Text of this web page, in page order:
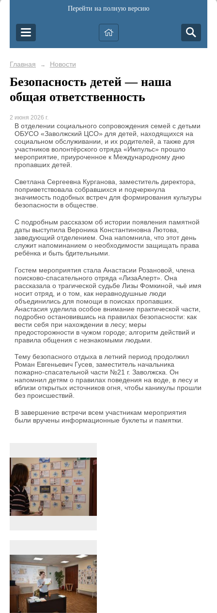
Перейти на полную версию
Главная → Новости
Безопасность детей — наша
общая ответственность
2 июня 2026 г.
В отделении социального сопровождения семей с детьми
ОБУСО «Заволжский ЦСО» для детей, находящихся на
социальном обслуживании, и их родителей, а также для
участников волонтёрского отряда «Импульс» прошло
мероприятие, приуроченное к Международному дню
пропавших детей.
Светлана Сергеевна Курганова, заместитель директора,
поприветствовала собравшихся и подчеркнула
значимость подобных встреч для формирования культуры
безопасности в обществе.
С подробным рассказом об истории появления памятной
даты выступила Вероника Константиновна Лютова,
заведующий отделением. Она напомнила, что этот день
служит напоминанием о необходимости защищать права
ребёнка и быть бдительными.
Гостем мероприятия стала Анастасии Розановой, члена
поисково-спасательного отряда «ЛизаАлерт». Она
рассказала о трагической судьбе Лизы Фомкиной, чьё имя
носит отряд, и о том, как неравнодушные люди
объединились для помощи в поисках пропавших.
Анастасия уделила особое внимание практической части,
подробно остановившись на правилах безопасности: как
вести себя при нахождении в лесу; меры
предосторожности в чужом городе; алгоритм действий и
правила общения с незнакомыми людьми.
Тему безопасного отдыха в летний период продолжил
Роман Евгеньевич Гусев, заместитель начальника
пожарно-спасательной части №21 г. Заволжска. Он
напомнил детям о правилах поведения на воде, в лесу и
вблизи открытых источников огня, чтобы каникулы прошли
без происшествий.
В завершение встречи всем участникам мероприятия
были вручены информационные буклеты и памятки.